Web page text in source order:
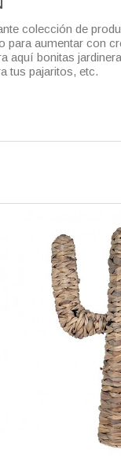
colección de
aumentar con
aquí bonitas
tus pajaritos, etc.